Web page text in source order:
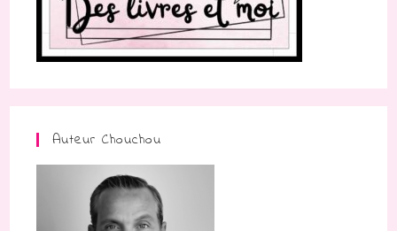
Auteur Chouchou